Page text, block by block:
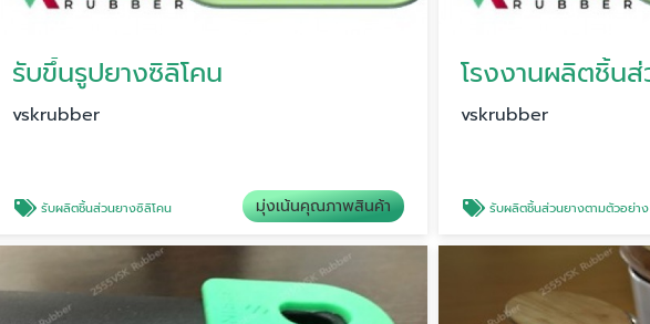
รับขึ้นรูปยางซิลิโคน
vskrubber
รับผลิตชิ้นส่วนยางซิลิโคน มุ่งเน้นคุณภาพสินค้า
vskrubber
รับผลิตชิ้นส่วนยางตามตัวอย่าง